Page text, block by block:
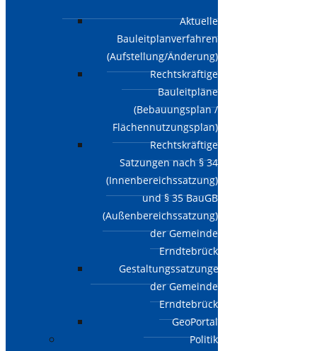
Aktuelle
Bauleitplanverfahren
(Aufstellung/Änderung)
Rechtskräftige
Bauleitpläne
(Bebauungsplan /
Flächennutzungsplan)
Rechtskräftige
Satzungen nach § 34
(Innenbereichssatzung)
und § 35 BauGB
(Außenbereichssatzung)
der Gemeinde
Erndtebrück
Gestaltungssatzungen
der Gemeinde
Erndtebrück
GeoPortal
Politik